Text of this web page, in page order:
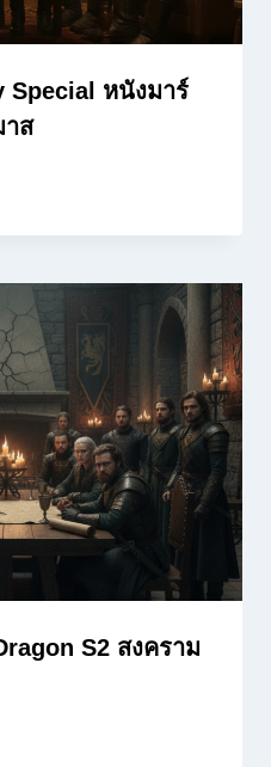
Special หนังมาร์
าส
S2 สงคราม